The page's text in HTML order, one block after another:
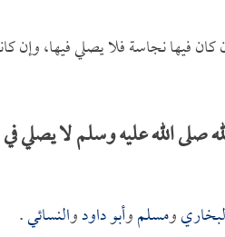
فيها نجاسة فلا يصلي فيها، وإن
الله عليه وسلم لا يصلي في
ومسلموأبو داودوالنسائي.